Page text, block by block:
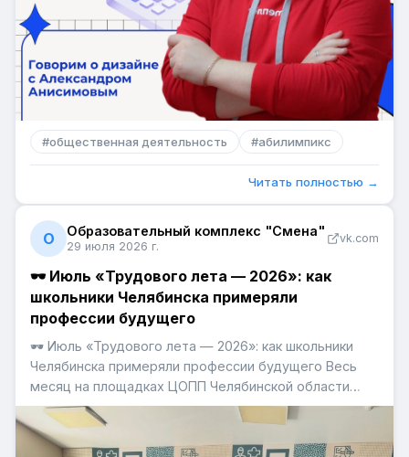
#общественная деятельность #абилимпикс
Читать полностью →
О Образовательный комплекс "Смена"
29 июля 2026 г.
vk.com
🕶️ Июль «Трудового лета — 2026»: как
школьники Челябинска примеряли
профессии будущего
🕶️ Июль «Трудового лета — 2026»: как школьники
Челябинска примеряли профессии будущего Весь
месяц на площадках ЦОПП Челябинской области
([club218841471|@copp74]) и областного центра
профориентации «Формула успеха»
([club173311418|@proforient174]) кипела работа. В